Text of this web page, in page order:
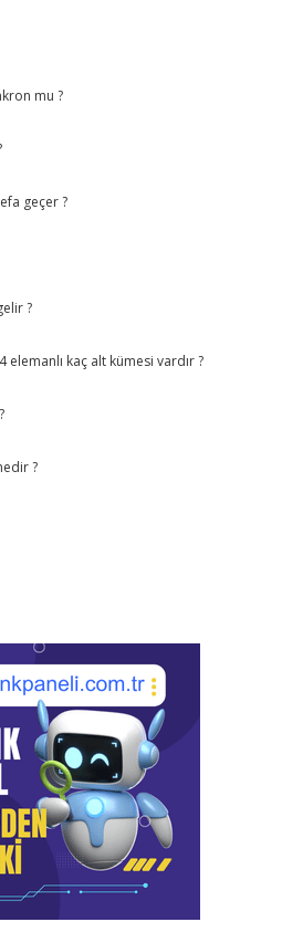
mu ?
geçer ?
?
elemanlı kaç alt kümesi vardır ?
?